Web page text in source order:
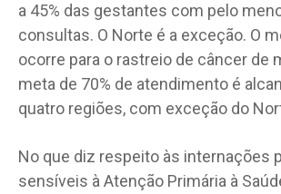
a 45% das gestantes com pelo
consultas. O Norte é a exceção. O
ocorre para o rastreio de câncer de
meta de 70% de atendimento é
quatro regiões, com exceção do
No que diz respeito às internações
sensíveis à Atenção Primária à